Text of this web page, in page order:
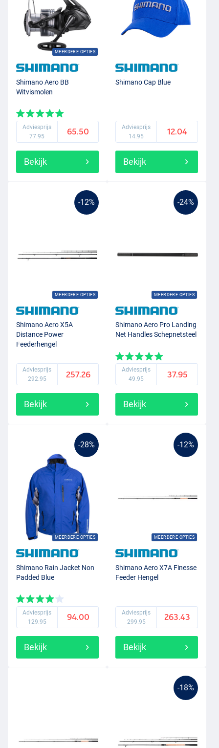
MEERDERE OPTIES
Shimano Aero BB
Witvismolen
Adviesprijs
77.95
65.50
Bekijk
Shimano Cap Blue
Adviesprijs
14.95
12.04
Bekijk
-12%
MEERDERE OPTIES
Shimano Aero X5A
Distance Power
Feederhengel
Adviesprijs
292.95
257.26
Bekijk
-24%
MEERDERE OPTIES
Shimano Aero Pro Landing
Net Handles Schepnetsteel
Adviesprijs
49.95
37.95
Bekijk
-28%
MEERDERE OPTIES
Shimano Rain Jacket Non
Padded Blue
Adviesprijs
129.95
94.00
Bekijk
-12%
MEERDERE OPTIES
Shimano Aero X7A Finesse
Feeder Hengel
Adviesprijs
299.95
263.43
Bekijk
-18%